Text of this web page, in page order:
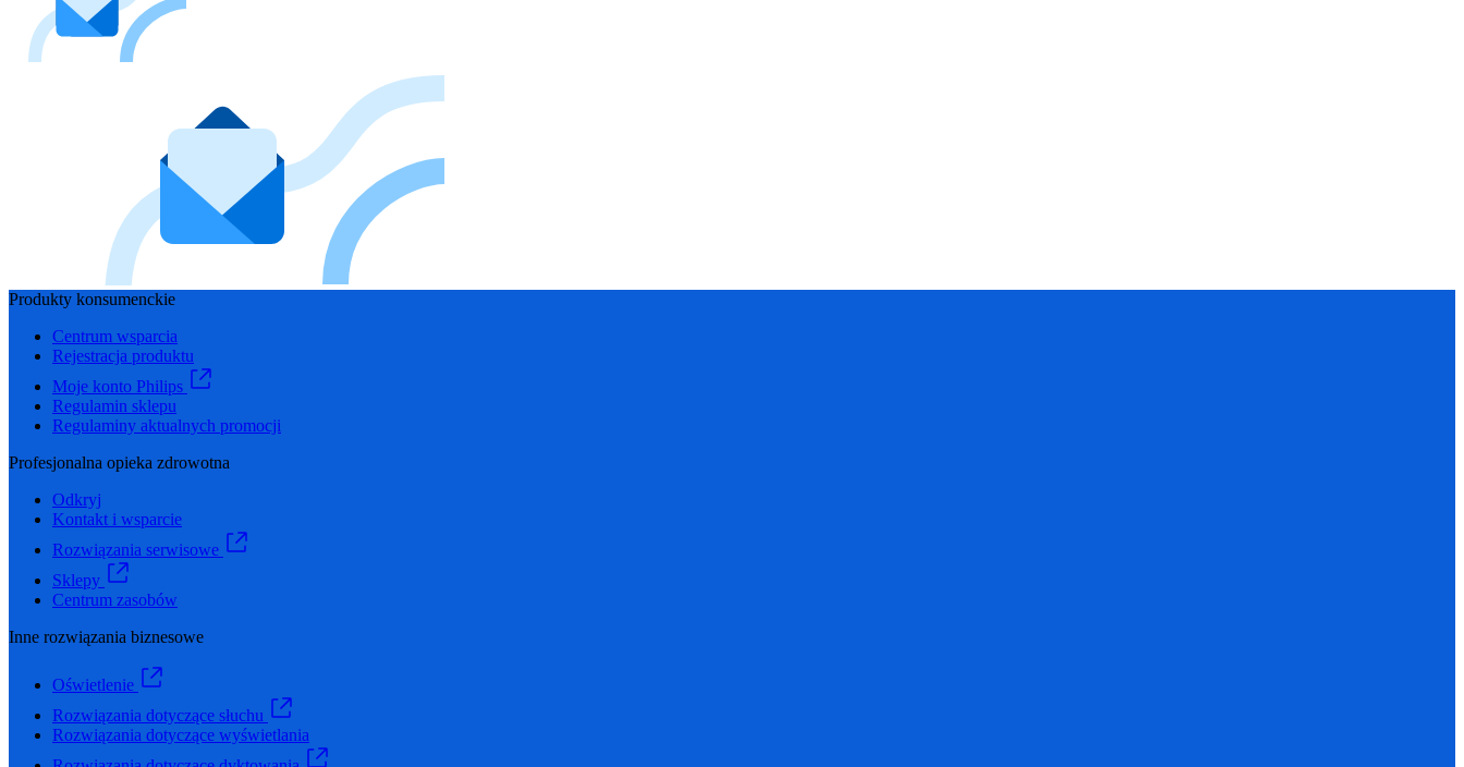
Produkty konsumenckie
Centrum wsparcia
Rejestracja produktu
Moje konto Philips
Regulamin sklepu
Regulaminy aktualnych promocji
Profesjonalna opieka zdrowotna
Odkryj
Kontakt i wsparcie
Rozwiązania serwisowe
Sklepy
Centrum zasobów
Inne rozwiązania biznesowe
Oświetlenie
Rozwiązania dotyczące słuchu
Rozwiązania dotyczące wyświetlania